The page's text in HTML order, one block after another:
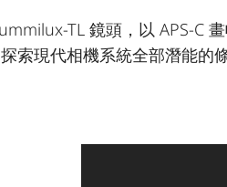
TL 鏡頭，以 APS-C
索現代相機系統全部潛能的